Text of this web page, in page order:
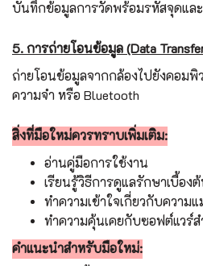
บันทึกข้อมูลการวัดพร้อมรหัสจุดแล
5. การถ่ายโอนข้อมูล (Data
ถ่ายโอนข้อมูลจากกล้องไปยังคอมพิ
ความจำ หรือ Bluetooth
สิ่งที่มือใหม่ควรทราบเพิ่มเติม:
อ่านคู่มือการใช้งาน
เรียนรู้วิธีการดูแลรักษาเบื้อง
ทำความเข้าใจเกี่ยวกับความ
ทำความคุ้นเคยกับซอฟต์แวร์ส
คำแนะนำสำหรับมือใหม่: